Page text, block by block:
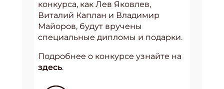
конкурса, как Лев Яковлев,
Виталий Каплан и Владимир
Майоров, будут вручены
специальные дипломы и подарки.
Подробнее о конкурсе узнайте на
здесь.